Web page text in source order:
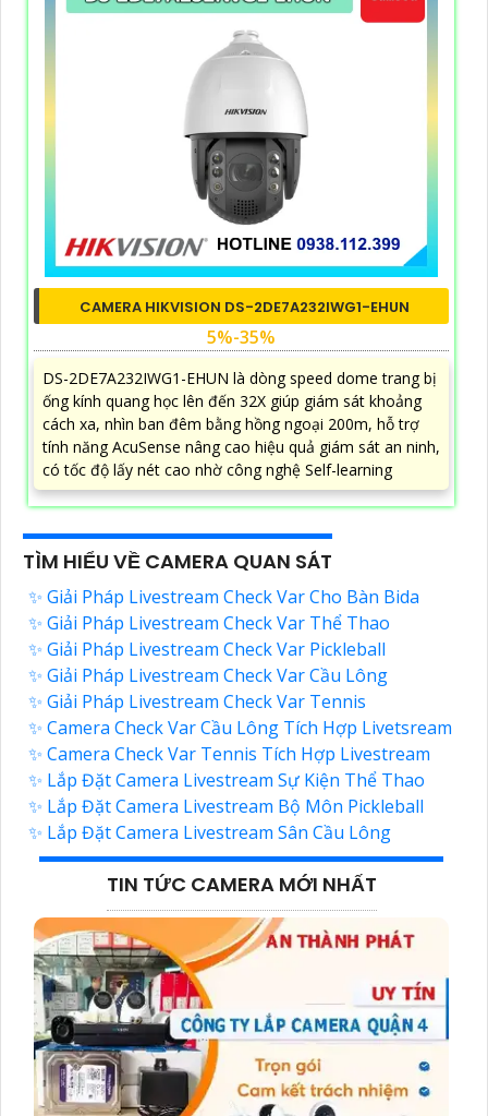
CAMERA HIKVISION DS-2DE7A232IWG1-EHUN
5%-35%
DS-2DE7A232IWG1-EHUN là dòng speed dome trang bị
ống kính quang học lên đến 32X giúp giám sát khoảng
cách xa, nhìn ban đêm bằng hồng ngoại 200m, hỗ trợ
tính năng AcuSense nâng cao hiệu quả giám sát an ninh,
có tốc độ lấy nét cao nhờ công nghệ Self-learning
TÌM HIỂU VỀ CAMERA QUAN SÁT
✨ Giải Pháp Livestream Check Var Cho Bàn Bida
✨ Giải Pháp Livestream Check Var Thể Thao
✨ Giải Pháp Livestream Check Var Pickleball
✨ Giải Pháp Livestream Check Var Cầu Lông
✨ Giải Pháp Livestream Check Var Tennis
✨ Camera Check Var Cầu Lông Tích Hợp Livetsream
✨ Camera Check Var Tennis Tích Hợp Livestream
✨ Lắp Đặt Camera Livestream Sự Kiện Thể Thao
✨ Lắp Đặt Camera Livestream Bộ Môn Pickleball
✨ Lắp Đặt Camera Livestream Sân Cầu Lông
TIN TỨC CAMERA MỚI NHẤT